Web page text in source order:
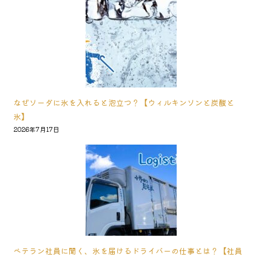
なぜソーダに氷を入れると泡立つ？【ウィルキンソンと炭酸と
氷】
2026年7月17日
ベテラン社員に聞く、氷を届けるドライバーの仕事とは？【社員